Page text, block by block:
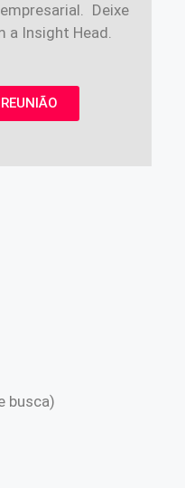
Deixe
a Insight Head.
busca)